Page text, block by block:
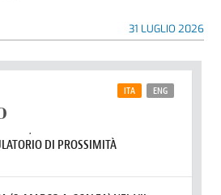
31 LUGLIO 2026